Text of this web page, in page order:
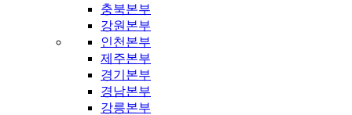
충북본부
강원본부
인천본부
제주본부
경기본부
경남본부
강릉본부